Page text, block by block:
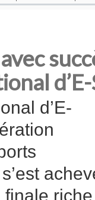
d’E-
finale riche